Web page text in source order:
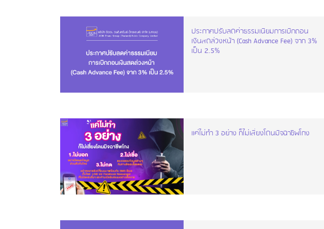
ประกาศปรับลดค่าธรรมเนียมการเบิกถอน
เงินสดล่วงหน้า (Cash Advance Fee) จาก 3%
เป็น 2.5%
แค่ไม่ทำ 3 อย่าง ก็ไม่เสี่ยงโดนมิจฉาชีพโกง